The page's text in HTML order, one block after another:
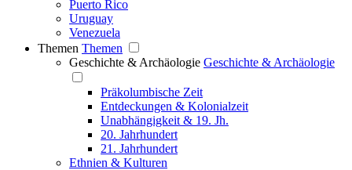
Puerto Rico
Uruguay
Venezuela
Themen Themen
Geschichte & Archäologie Geschichte & Archäologie
Präkolumbische Zeit
Entdeckungen & Kolonialzeit
Unabhängigkeit & 19. Jh.
20. Jahrhundert
21. Jahrhundert
Ethnien & Kulturen